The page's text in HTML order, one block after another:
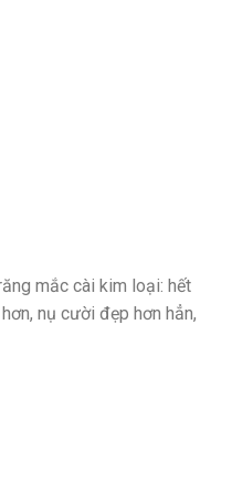
mắc cài kim loại: hết
nụ cười đẹp hơn hẳn,